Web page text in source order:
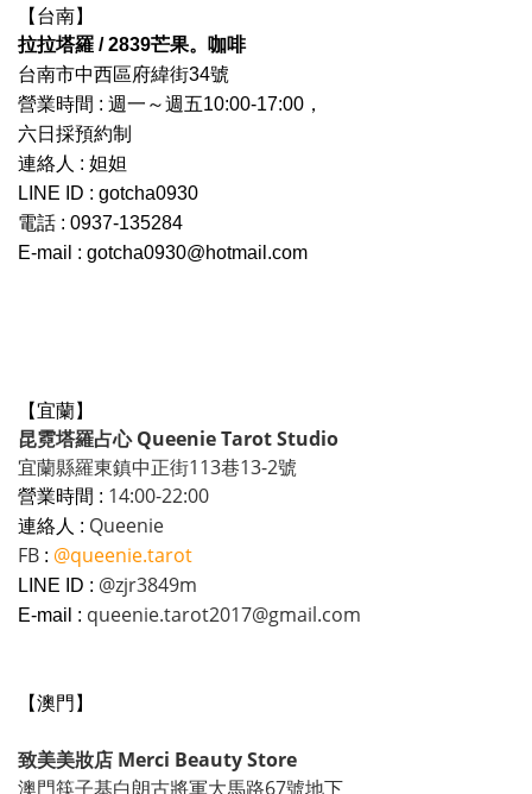
【台南】
拉拉塔羅 / 2839芒果。咖啡
台南市中西區府緯街34號
營業時間 : 週一～週五10:00-17:00，
六日採預約制
連絡人 : 妲妲
LINE ID : gotcha0930
電話 : 0937-135284
E-mail : gotcha0930@hotmail.com
【宜蘭】
昆霓塔羅占心 Queenie Tarot Studio
宜蘭縣羅東鎮中正街113巷13-2號
營業時間 : 14:00-22:00
連絡人 : Queenie
FB : @queenie.tarot
LINE ID : @zjr3849m
E-mail : queenie.tarot2017@gmail.com
【澳門】
致美美妝店 Merci Beauty Store
澳門筷子基白朗古將軍大馬路67號地下